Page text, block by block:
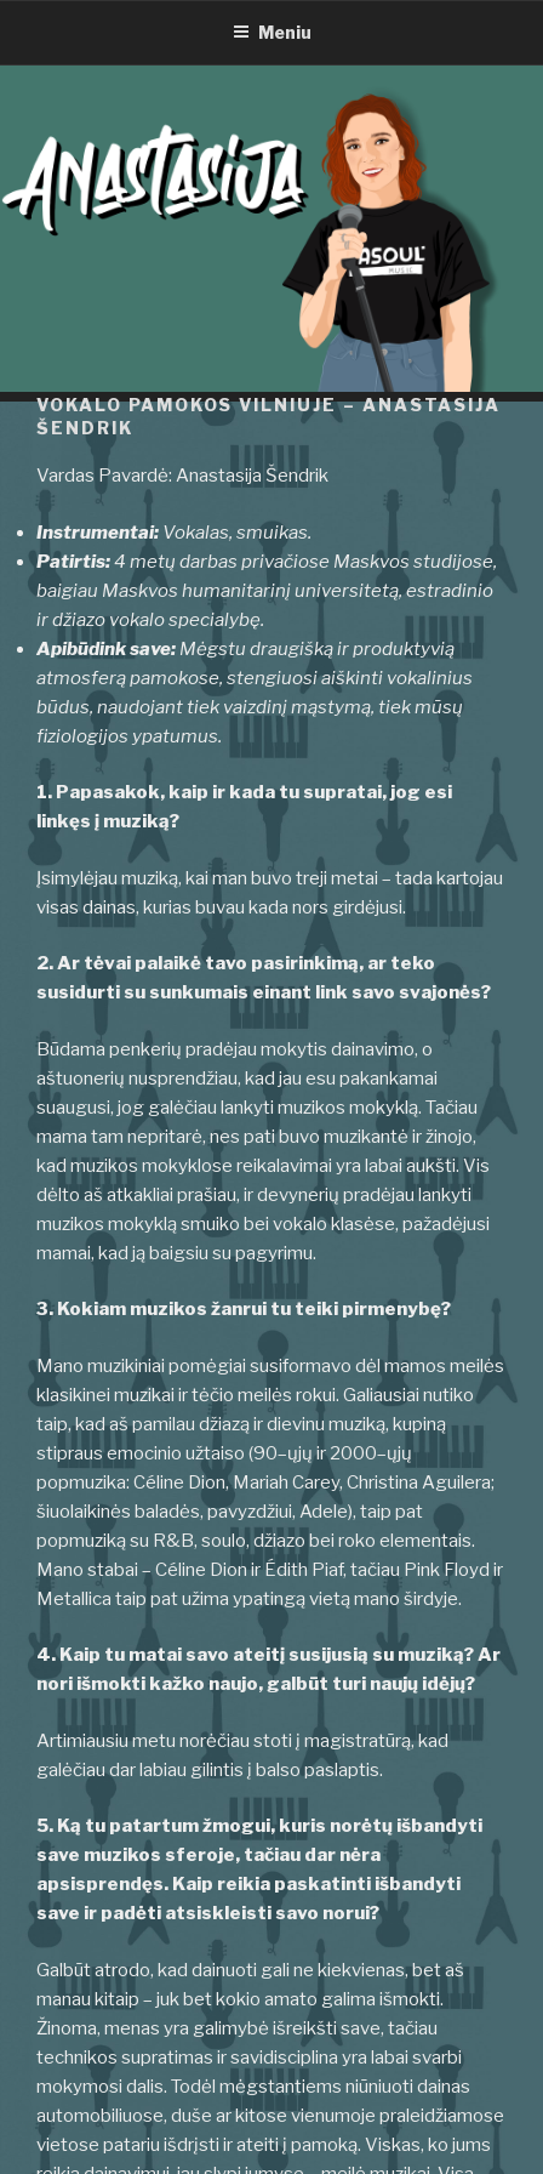
turinio
ANASTASIJA ŠENDRIK
Meniu
VOKALO PAMOKOS VILNIUJE – ANASTASIJA
ŠENDRIK
Vardas Pavardė: Anastasija Šendrik
Instrumentai: Vokalas, smuikas.
Patirtis:4 metų darbas privačiose Maskvos studijose,
baigiau Maskvos humanitarinįuniversitetą, estradinio
ir džiazo vokalo specialybę.
Apibūdink save: Mėgstu draugišką ir produktyvią
atmosferą pamokose, stengiuosi aiškinti vokalinius
būdus, naudojant tiek vaizdinį mąstymą, tiek mūsų
fiziologijos ypatumus.
1. Papasakok, kaip ir kada tu supratai, jog esi
linkęs į muziką?
Įsimylėjau muziką, kai man buvo treji metai – tada kartojau
visas dainas, kurias buvau kada nors girdėjusi.
2. Ar tėvai palaikė tavo pasirinkimą, ar teko
susidurti su sunkumais einant link savo svajonės?
Būdama penkerių pradėjau mokytis dainavimo, o
aštuonerių nusprendžiau, kad jau esu pakankamai
suaugusi, jog galėčiau lankyti muzikos mokyklą. Tačiau
mama tam nepritarė, nes pati buvo muzikantė ir žinojo,
kad muzikos mokyklose reikalavimai yra labai aukšti. Vis
dėlto aš atkakliai prašiau, ir devynerių pradėjau lankyti
muzikos mokyklą smuiko bei vokalo klasėse, pažadėjusi
mamai, kad ją baigsiu su pagyrimu.
3. Kokiam muzikos žanrui tu teiki pirmenybę?
Mano muzikiniai pomėgiai susiformavo dėl mamos meilės
klasikinei muzikai ir tėčio meilės rokui. Galiausiai nutiko
taip, kad aš pamilau džiazą ir dievinu muziką, kupiną
stipraus emocinio užtaiso (90–ųjų ir 2000–ųjų
popmuzika: Céline Dion, Mariah Carey, Christina Aguilera;
šiuolaikinės baladės, pavyzdžiui, Adele), taip pat
popmuziką su R&B, soulo, džiazo bei roko elementais.
Mano stabai – Céline Dion ir Édith Piaf, tačiau Pink Floyd ir
Metallica taip pat užima ypatingą vietą mano širdyje.
4. Kaip tu matai savo ateitį susijusią su muziką? Ar
nori išmokti kažko naujo, galbūt turi naujų idėjų?
Artimiausiu metu norėčiau stoti į magistratūrą, kad
galėčiau dar labiau gilintis į balso paslaptis.
5. Ką tu patartum žmogui, kuris norėtų išbandyti
save muzikos sferoje, tačiau dar nėra
apsisprendęs. Kaip reikia paskatinti išbandyti
save ir padėti atsiskleisti savo norui?
Galbūt atrodo, kad dainuoti gali ne kiekvienas, bet aš
manau kitaip – juk bet kokio amato galima išmokti.
Žinoma, menas yra galimybė išreikšti save, tačiau
technikos supratimas ir savidisciplina yra labai svarbi
mokymosi dalis. Todėl mėgstantiems niūniuoti dainas
automobiliuose, duše ar kitose vienumoje praleidžiamose
vietose patariu išdrįsti ir ateiti į pamoką. Viskas, ko jums